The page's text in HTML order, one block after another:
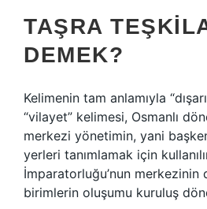
TAŞRA
DEMEK?
Kelimenin tam anlamıyla
“vilayet” kelimesi, Osmanlı
merkezi yönetimin, yani
yerleri tanımlamak için
İmparatorluğu’nun merkezinin
birimlerin oluşumu kuruluş